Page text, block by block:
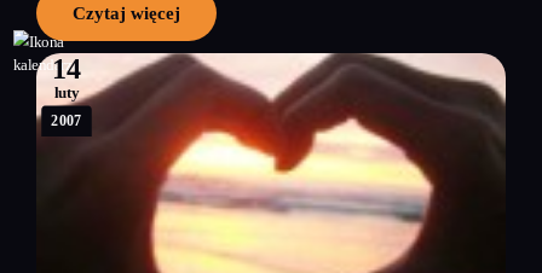
Czytaj więcej
14
luty
2007